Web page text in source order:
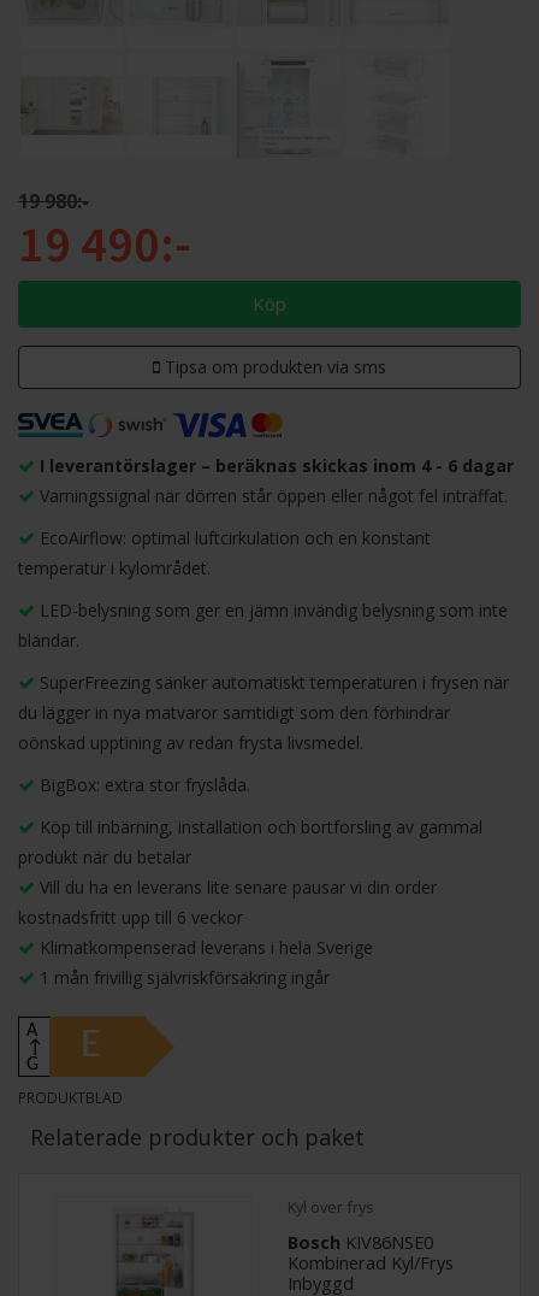
19 980:-
19 490:-
Köp
Tipsa om produkten via sms
I leverantörslager – beräknas skickas inom 4 - 6 dagar
Varningssignal när dörren står öppen eller något fel inträffat.
EcoAirflow: optimal luftcirkulation och en konstant
temperatur i kylområdet.
LED-belysning som ger en jämn invändig belysning som inte
bländar.
SuperFreezing sänker automatiskt temperaturen i frysen när
du lägger in nya matvaror samtidigt som den förhindrar
oönskad upptining av redan frysta livsmedel.
BigBox: extra stor fryslåda.
Köp till inbärning, installation och bortforsling av gammal
produkt när du betalar
Vill du ha en leverans lite senare pausar vi din order
kostnadsfritt upp till 6 veckor
Klimatkompenserad leverans i hela Sverige
1 mån frivillig självriskförsäkring ingår
A
↑
G
E
PRODUKTBLAD
Relaterade produkter och paket
Kyl över frys
Bosch KIV86NSE0
Kombinerad Kyl/Frys
Inbyggd